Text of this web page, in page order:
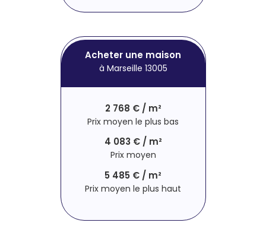
Acheter une maison
à Marseille 13005
2 768 € / m²
Prix moyen le plus bas
4 083 € / m²
Prix moyen
5 485 € / m²
Prix moyen le plus haut